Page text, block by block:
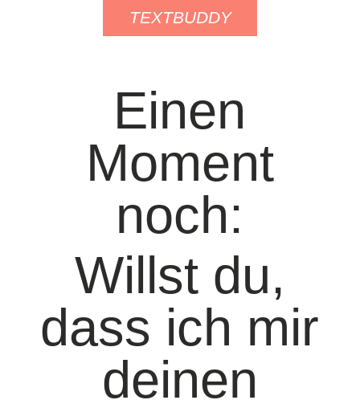
TEXTBUDDY
Einen
Moment
noch:
Willst du,
dass ich mir
deinen